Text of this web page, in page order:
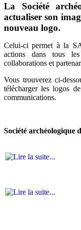
La Société
actualiser son
nouveau logo.
Celui-ci permet à la
actions dans tous
collaborations et
Vous trouverez ci-
télécharger les logos
communications.
Société archéologique